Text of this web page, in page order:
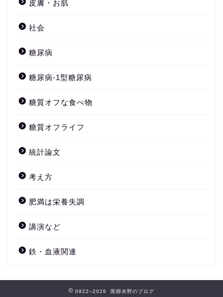
皮膚・お肌
社会
糖尿病
糖尿病-1型糖尿病
糖質オフな食べ物
糖質オフライフ
統計論文
考え方
肥満は栄養失調
講演など
鉄・血液関連
0922–2026 医師水野のブログ